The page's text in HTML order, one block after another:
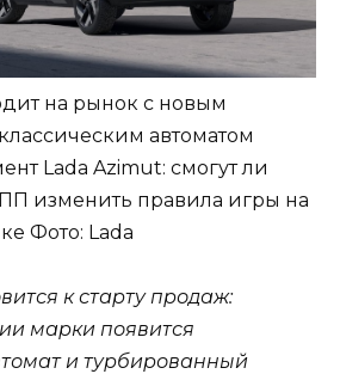
на рынок с новым
автоматом
Lada Azimut: смогут ли
изменить правила игры на
Фото: Lada
к старту продаж:
марки появится
и турбированный